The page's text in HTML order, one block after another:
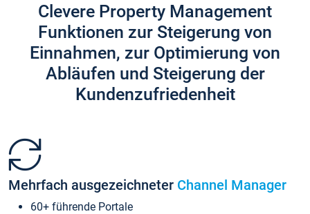
Clevere Property Management
Funktionen zur Steigerung von
Einnahmen, zur Optimierung von
Abläufen und Steigerung der
Kundenzufriedenheit
Mehrfach ausgezeichneter Channel Manager
60+ führende Portale